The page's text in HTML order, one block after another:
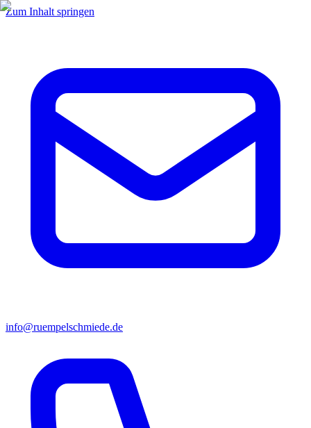
Zum Inhalt springen
info@ruempelschmiede.de